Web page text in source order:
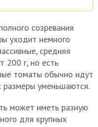
созревания
уходит немного
средняя
200 г, но есть
томаты обычно идут
уменьшаются.
может иметь разную
для крупных